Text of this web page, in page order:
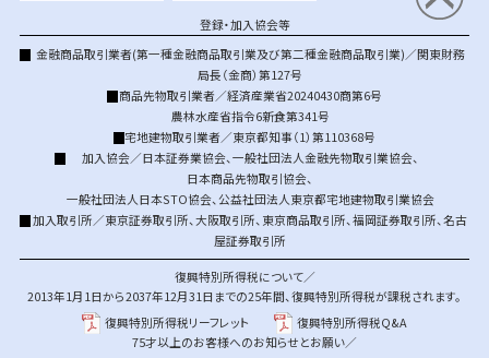
登録・加入協会等
金融商品取引業者(第一種金融商品取引業及び第二種金融商品取引業)／関東財務
局長（金商）第127号
商品先物取引業者／経済産業省20240430商第6号
農林水産省指令6新食第341号
宅地建物取引業者／東京都知事（1）第110368号
加入協会／日本証券業協会、一般社団法人金融先物取引業協会、
日本商品先物取引協会、
一般社団法人日本STO協会、公益社団法人東京都宅地建物取引業協会
加入取引所／東京証券取引所、大阪取引所、 東京商品取引所、福岡証券取引所、名古
屋証券取引所
復興特別所得税について／
2013年1月1日から2037年12月31日までの25年間、復興特別所得税が課税されます。
復興特別所得税リーフレット
復興特別所得税Q&A
75才以上のお客様へのお知らせとお願い／